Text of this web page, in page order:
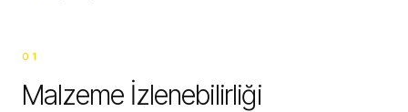
01
Malzeme İzlenebilirliği